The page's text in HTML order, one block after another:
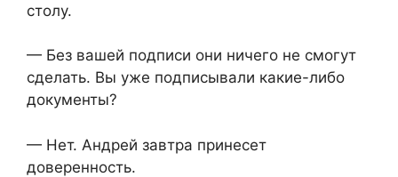
столу.
— Без вашей подписи они ничего не смогут
сделать. Вы уже подписывали какие-либо
документы?
— Нет. Андрей завтра принесет
доверенность.